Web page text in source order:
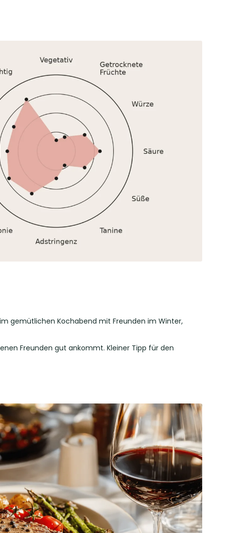
gemütlichen Kochabend mit Freunden im Winter,
Freunden gut ankommt. Kleiner Tipp für den